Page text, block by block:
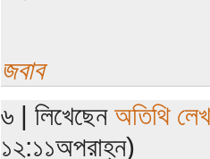
জবাব
৬ | লিখেছেন অতিথি
১২:১১অপরাহ্ন)